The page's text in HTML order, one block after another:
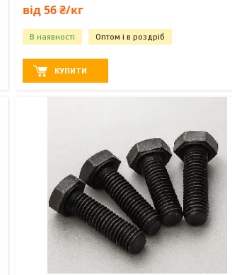
від 56 ₴/кг
В наявності Оптом і в роздріб
КУПИТИ